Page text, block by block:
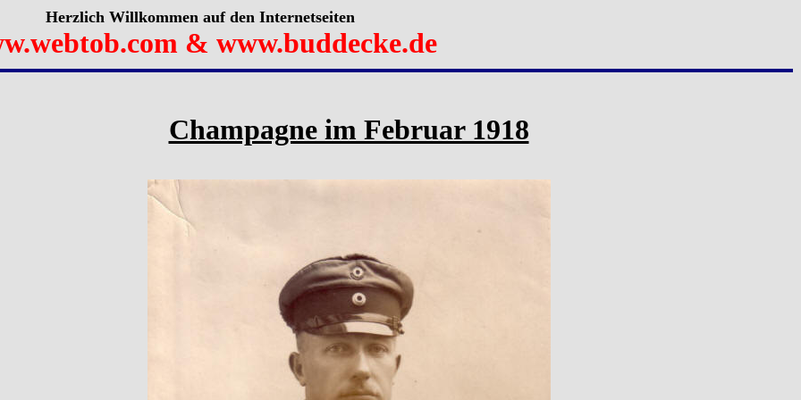
Herzlich Willkommen auf den Internetseiten
& www.buddecke.de
Champagne im Februar 1918